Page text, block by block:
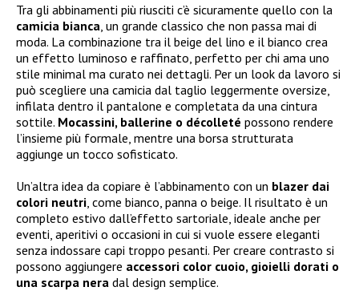
Tra gli abbinamenti più riusciti c’è sicuramente quello con la
camicia bianca , un grande classico che non passa mai di
moda. La combinazione tra il beige del lino e il bianco crea
un effetto luminoso e raffinato, perfetto per chi ama uno
stile minimal ma curato nei dettagli. Per un look da lavoro si
può scegliere una camicia dal taglio leggermente oversize,
infilata dentro il pantalone e completata da una cintura
sottile. Mocassini, ballerine o décolleté possono rendere
l’insieme più formale, mentre una borsa strutturata
aggiunge un tocco sofisticato.
Un’altra idea da copiare è l’abbinamento con un blazer dai
colori neutri , come bianco, panna o beige. Il risultato è un
completo estivo dall’effetto sartoriale, ideale anche per
eventi, aperitivi o occasioni in cui si vuole essere eleganti
senza indossare capi troppo pesanti. Per creare contrasto si
possono aggiungere accessori color cuoio, gioielli dorati o
una scarpa nera dal design semplice.